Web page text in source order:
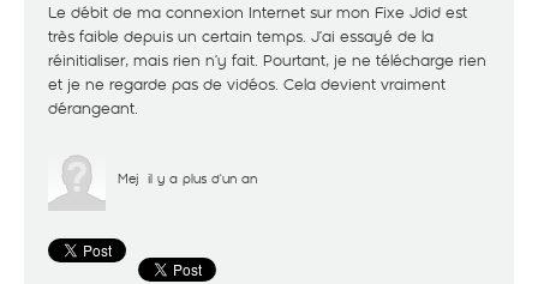
Le débit de ma connexion Internet sur mon Fixe Jdid est
très faible depuis un certain temps. J’ai essayé de la
réinitialiser, mais rien n’y fait. Pourtant, je ne télécharge rien
et je ne regarde pas de vidéos. Cela devient vraiment
dérangeant.
Mej il y a plus d'un an